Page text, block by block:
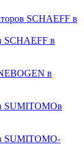
SCHAEFF в
SCHAEFF в
в
SUMITOMOв
SUMITOMO-